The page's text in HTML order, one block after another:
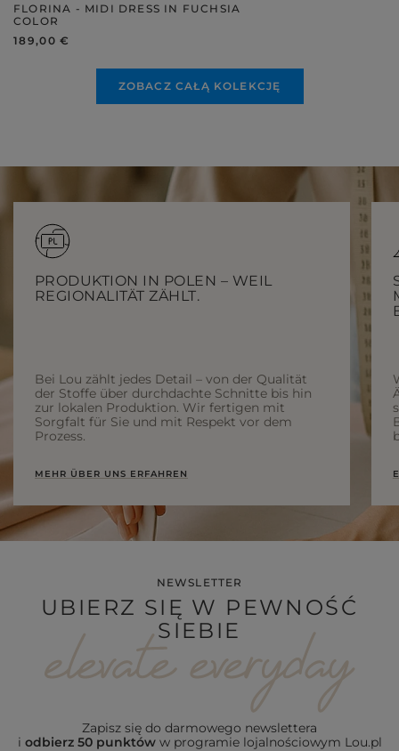
FLORINA - MIDI DRESS IN FUCHSIA
COLOR
189,00 €
ZOBACZ CAŁĄ KOLEKCJĘ
PRODUKTION IN POLEN – WEIL
REGIONALITÄT ZÄHLT.
Bei Lou zählt jedes Detail – von der Qualität
der Stoffe über durchdachte Schnitte bis hin
zur lokalen Produktion. Wir fertigen mit
Sorgfalt für Sie und mit Respekt vor dem
Prozess.
MEHR ÜBER UNS ERFAHREN
NEWSLETTER
UBIERZ SIĘ W PEWNOŚĆ
SIEBIE
Zapisz się do darmowego newslettera
i odbierz 50 punktóww programie lojalnościowym Lou.pl